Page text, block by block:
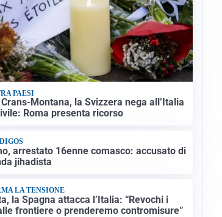
PAESI
Montana, la Svizzera nega all’Italia
Roma presenta ricorso
arrestato 16enne comasco: accusato di
jihadista
LA TENSIONE
la Spagna attacca l’Italia: “Revochi i
frontiere o prenderemo contromisure”